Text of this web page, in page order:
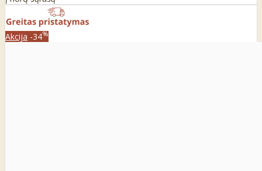
Akcija -34%